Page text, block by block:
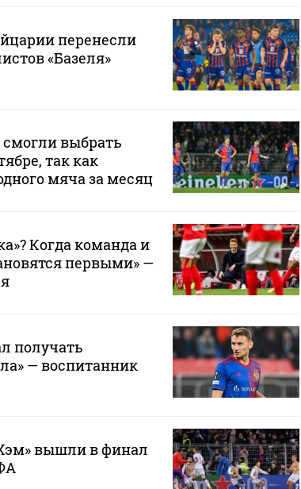
перенесли
«Базеля»
смогли выбрать
так как
мяча за месяц
Когда команда и
первыми» —
получать
— воспитанник
вышли в финал